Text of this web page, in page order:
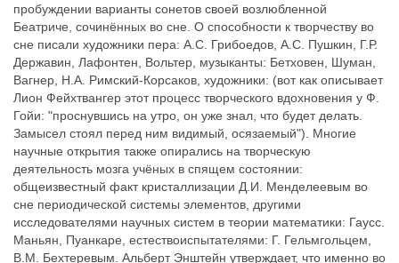
пробуждении варианты сонетов своей возлюбленной
Беатриче, сочинённых во сне. О способности к творчеству во
сне писали художники пера: А.С. Грибоедов, А.С. Пушкин, Г.Р.
Державин, Лафонтен, Вольтер, музыканты: Бетховен, Шуман,
Вагнер, Н.А. Римский-Корсаков, художники: (вот как описывает
Лион Фейхтвангер этот процесс творческого вдохновения у Ф.
Гойи: "проснувшись на утро, он уже знал, что будет делать.
Замысел стоял перед ним видимый, осязаемый"). Многие
научные открытия также опирались на творческую
деятельность мозга учёных в спящем состоянии:
общеизвестный факт кристаллизации Д.И. Менделеевым во
сне периодической системы элементов, другими
исследователями научных систем в теории математики: Гаусс.
Маньян, Пуанкаре, естествоиспытателями: Г. Гельмгольцем,
В.М. Бехтеревым. Альберт Энштейн утверждает, что именно во